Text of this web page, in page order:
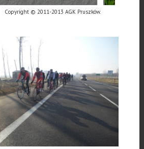
Copyright © 2011-2013 AGK Pruszków.